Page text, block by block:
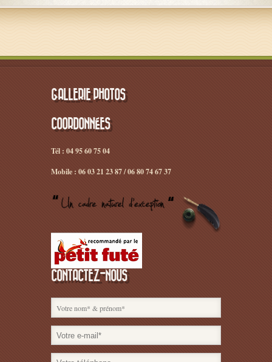
GALLERIE PHOTOS
COORDONNÉES
Tél : 04 95 60 75 04
Mobile : 06 03 21 23 87 / 06 80 74 67 37
CONTACTEZ-NOUS